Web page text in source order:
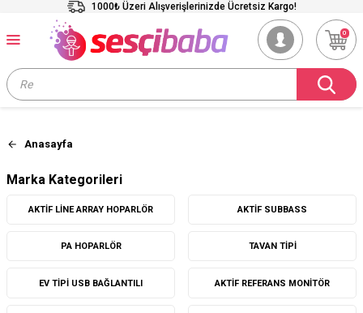
1000₺ Üzeri Alışverişlerinizde Ücretsiz Kargo!
0
Anasayfa
Marka Kategorileri
AKTIF LINE ARRAY HOPARLÖR AKTIF SUBBASS
PA HOPARLÖR TAVAN TIPI
EV TIPI USB BAĞLANTILI AKTIF REFERANS MONITÖR